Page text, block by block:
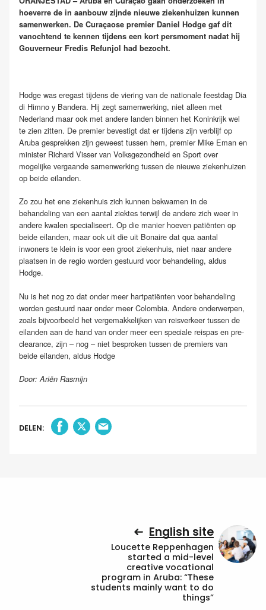
hoeverre de in aanbouw zijnde nieuwe ziekenhuizen kunnen
samenwerken. De Curaçaose premier Daniel Hodge gaf dit
vanochtend te kennen tijdens een kort persmoment nadat hij
Gouverneur Fredis Refunjol had bezocht.
Hodge was eregast tijdens de viering van de nationale feestdag Dia
di Himno y Bandera. Hij zegt samenwerking, niet alleen met
Nederland maar ook met andere landen binnen het Koninkrijk wel
te zien zitten. De premier bevestigt dat er tijdens zijn verblijf op
Aruba gesprekken zijn geweest tussen hem, premier Mike Eman en
minister Richard Visser van Volksgezondheid en Sport over
mogelijke vergaande samenwerking tussen de nieuwe ziekenhuizen
op beide eilanden.
Zo zou het ene ziekenhuis zich kunnen bekwamen in de
behandeling van een aantal ziektes terwijl de andere zich weer in
andere kwalen specialiseert. Op die manier hoeven patiënten op
beide eilanden, maar ook uit die uit Bonaire dat qua aantal
inwoners te klein is voor een groot ziekenhuis, niet naar andere
plaatsen in de regio worden gestuurd voor behandeling, aldus
Hodge.
Nu is het nog zo dat onder meer hartpatiënten voor behandeling
worden gestuurd naar onder meer Colombia. Andere onderwerpen,
zoals bijvoorbeeld het vergemakkelijken van reisverkeer tussen de
eilanden aan de hand van onder meer een speciale reispas en pre-
clearance, zijn – nog – niet besproken tussen de premiers van
beide eilanden, aldus Hodge
Door: Ariën Rasmijn
DELEN:
English site
Loucette Reppenhagen
started a mid-level
creative vocational
program in Aruba: “These
students mainly want to do
things”